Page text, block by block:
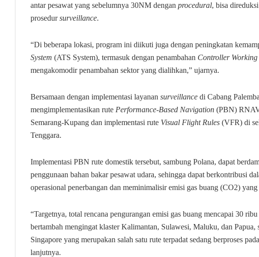
antar pesawat yang sebelumnya 30NM dengan procedural, bisa
prosedursurveillance.
“Di beberapa lokasi, program ini diikuti juga dengan peningkatan
System (ATS System), termasuk dengan penambahan Controller
mengakomodir penambahan sektor yang dialihkan,” ujarnya.
Bersamaan dengan implementasi layanan surveillance di Cabang
mengimplementasikan rute Performance-Based Navigation (PBN)
Semarang-Kupang dan implementasi rute Visual Flight Rules (VFR) di
Tenggara.
Implementasi PBN rute domestik tersebut, sambung Polana, dapat
penggunaan bahan bakar pesawat udara, sehingga dapat berkontribusi
operasional penerbangan dan meminimalisir emisi gas buang (CO2)
“Targetnya, total rencana pengurangan emisi gas buang mencapai 30
bertambah mengingat klaster Kalimantan, Sulawesi, Maluku, dan Papua,
Singapore yang merupakan salah satu rute terpadat sedang berproses
lanjutnya.